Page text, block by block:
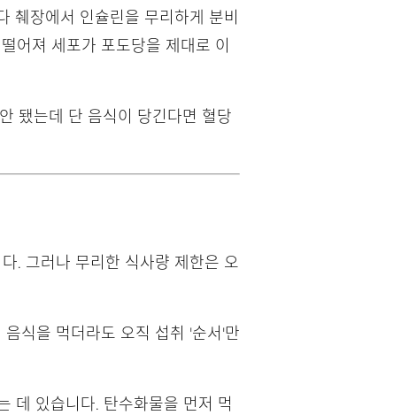
췌장에서 인슐린을 무리하게 분비
어져 세포가 포도당을 제대로 이
됐는데 단 음식이 당긴다면 혈당
. 그러나 무리한 식사량 제한은 오
식을 먹더라도 오직 섭취 '순서'만
데 있습니다. 탄수화물을 먼저 먹